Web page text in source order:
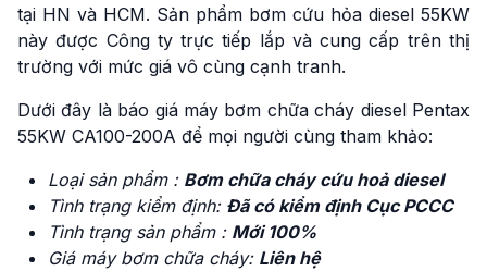
tại HN và HCM. Sản phẩm bơm cứu hỏa diesel 55KW
này được Công ty trực tiếp lắp và cung cấp trên thị
trường với mức giá vô cùng cạnh tranh.
Dưới đây là báo giá máy bơm chữa cháy diesel Pentax
55KW CA100-200A để mọi người cùng tham khảo:
Loại sản phẩm : Bơm chữa cháy cứu hoả diesel
Tình trạng kiểm định: Đã có kiểm định Cục PCCC
Tình trạng sản phẩm : Mới 100%
Giá máy bơm chữa cháy: Liên hệ